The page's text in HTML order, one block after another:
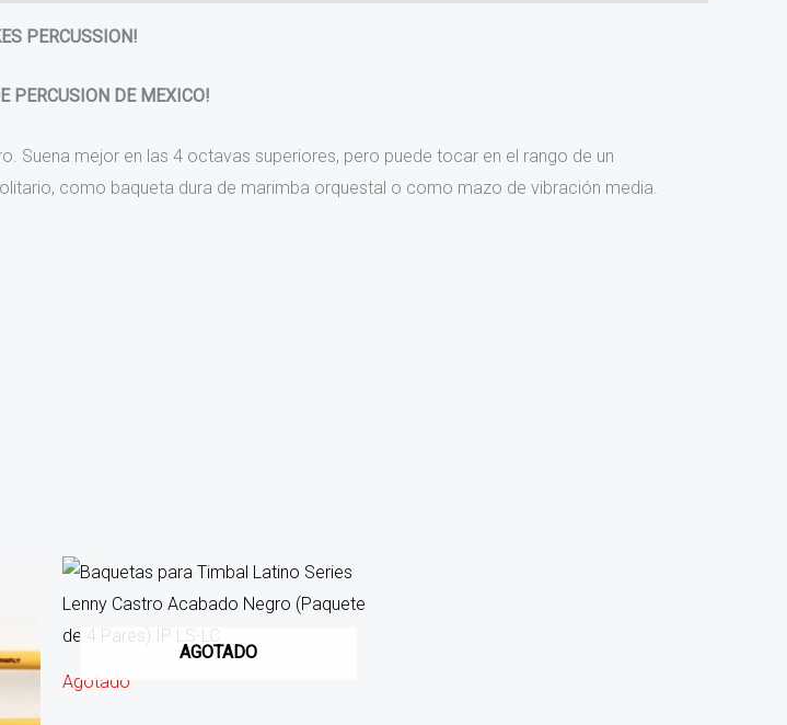
PERCUSSION!
PERCUSION DE MEXICO!
Suena mejor en las 4 octavas superiores, pero puede tocar en el rango de un
como baqueta dura de marimba orquestal o como mazo de vibración media.
AGOTADO
Agotado